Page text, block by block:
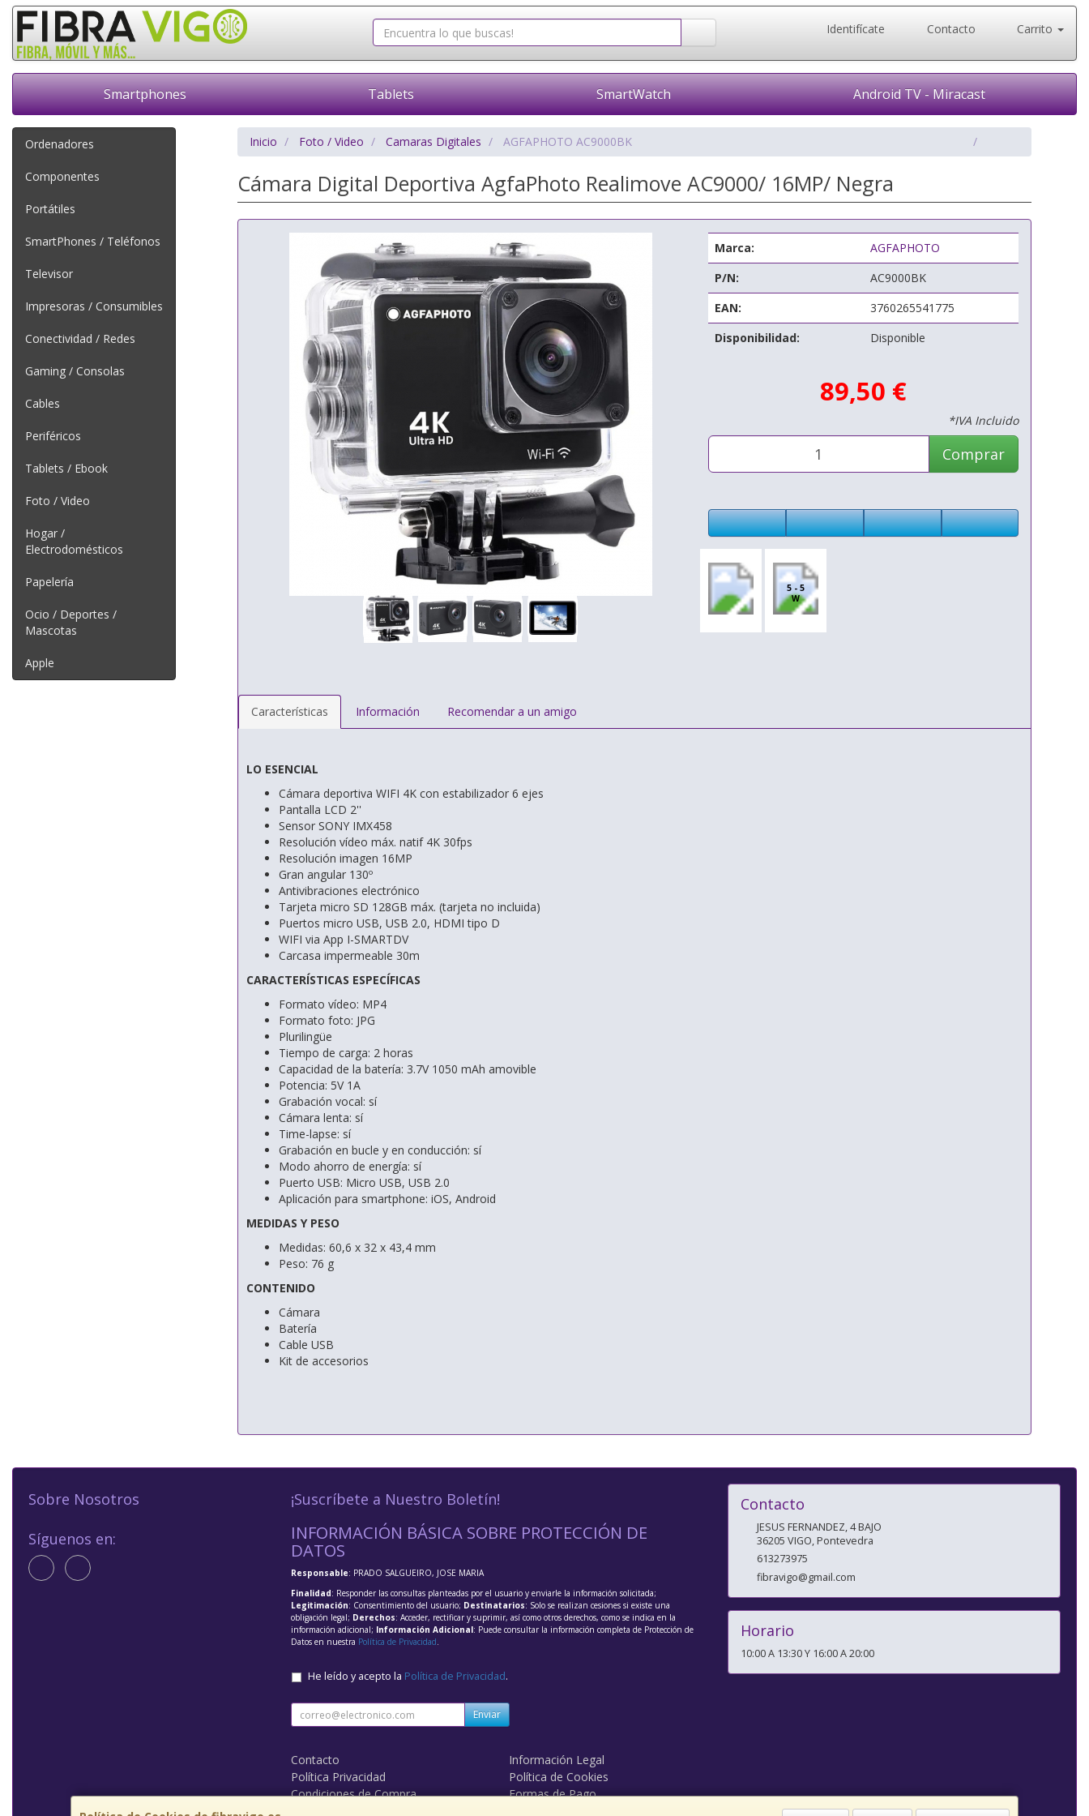
Identifícate Contacto Carrito
Smartphones Tablets SmartWatch Android TV - Miracast
Ordenadores
Componentes
Portátiles
SmartPhones / Teléfonos
Televisor
Impresoras / Consumibles
Conectividad / Redes
Gaming / Consolas
Cables
Periféricos
Tablets / Ebook
Foto / Video
Hogar /
Electrodomésticos
Papelería
Ocio / Deportes /
Mascotas
Apple
Inicio Foto / Video Camaras Digitales AGFAPHOTO AC9000BK
Cámara Digital Deportiva AgfaPhoto Realimove AC9000/ 16MP/ Negra
Marca:
AGFAPHOTO
P/N:
AC9000BK
EAN:
3760265541775
Disponibilidad:
Disponible
89,50 €
*IVA Incluido
Comprar
5 - 5
W
Características Información Recomendar a un amigo
LO ESENCIAL
Cámara deportiva WIFI 4K con estabilizador 6 ejes
Pantalla LCD 2''
Sensor SONY IMX458
Resolución vídeo máx. natif 4K 30fps
Resolución imagen 16MP
Gran angular 130º
Antivibraciones electrónico
Tarjeta micro SD 128GB máx. (tarjeta no incluida)
Puertos micro USB, USB 2.0, HDMI tipo D
WIFI via App I-SMARTDV
Carcasa impermeable 30m
CARACTERÍSTICAS ESPECÍFICAS
Formato vídeo: MP4
Formato foto: JPG
Plurilingüe
Tiempo de carga: 2 horas
Capacidad de la batería: 3.7V 1050 mAh amovible
Potencia: 5V 1A
Grabación vocal: sí
Cámara lenta: sí
Time-lapse: sí
Grabación en bucle y en conducción: sí
Modo ahorro de energía: sí
Puerto USB: Micro USB, USB 2.0
Aplicación para smartphone: iOS, Android
MEDIDAS Y PESO
Medidas: 60,6 x 32 x 43,4 mm
Peso: 76 g
CONTENIDO
Cámara
Batería
Cable USB
Kit de accesorios
Sobre Nosotros
Síguenos en:
¡Suscríbete a Nuestro Boletín!
INFORMACIÓN BÁSICA SOBRE PROTECCIÓN DE
DATOS
Responsable: PRADO SALGUEIRO, JOSE MARIA
Finalidad: Responder las consultas planteadas por el usuario y enviarle la información solicitada;
Legitimación: Consentimiento del usuario; Destinatarios: Solo se realizan cesiones si existe una
obligación legal; Derechos: Acceder, rectificar y suprimir, así como otros derechos, como se indica en la
información adicional; Información Adicional: Puede consultar la información completa de Protección de
Datos en nuestra Política de Privacidad.
He leído y acepto la Política de Privacidad.
Enviar
Contacto
Información Legal
Política Privacidad
Política de Cookies
Condiciones de Compra
Formas de Pago
Contacto
JESUS FERNANDEZ, 4 BAJO
36205 VIGO,Pontevedra
613273975
fibravigo@gmail.com
Horario
10:00 A 13:30 Y 16:00 A 20:00